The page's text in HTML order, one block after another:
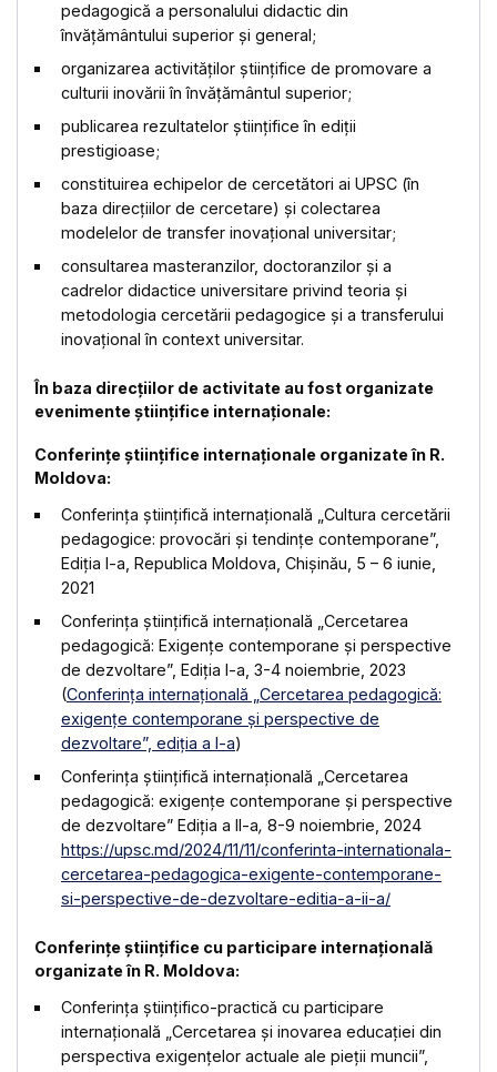
pedagogică a personalului didactic din
învățământului superior și general;
organizarea activităților științifice de promovare a
culturii inovării în învățământul superior;
publicarea rezultatelor științifice în ediții
prestigioase;
constituirea echipelor de cercetători ai UPSC (în
baza direcțiilor de cercetare) și colectarea
modelelor de transfer inovațional universitar;
consultarea masteranzilor, doctoranzilor și a
cadrelor didactice universitare privind teoria și
metodologia cercetării pedagogice și a transferului
inovațional în context universitar.
În baza direcțiilor de activitate au fost organizate
evenimente științifice internaționale:
Conferințe științifice internaționale organizate în R.
Moldova:
Conferinţa ştiinţifică internațională „Cultura cercetării
pedagogice: provocări și tendințe contemporane”,
Ediția I-a, Republica Moldova, Chişinău, 5 – 6 iunie,
2021
Conferința științifică internațională „Cercetarea
pedagogică: Exigențe contemporane și perspective
de dezvoltare”, Ediția I-a, 3-4 noiembrie, 2023
(Conferința internațională „Cercetarea pedagogică:
exigențe contemporane și perspective de
dezvoltare”, ediția a I-a)
Conferința științifică internațională „Cercetarea
pedagogică: exigențe contemporane și perspective
de dezvoltare” Ediția a II-a, 8-9 noiembrie, 2024
https://upsc.md/2024/11/11/conferinta-internationala-
cercetarea-pedagogica-exigente-contemporane-
si-perspective-de-dezvoltare-editia-a-ii-a/
Conferințe științifice cu participare internațională
organizate în R. Moldova:
Conferinţa ştiinţifico-practică cu participare
internațională „Cercetarea și inovarea educației din
perspectiva exigențelor actuale ale pieții muncii”,